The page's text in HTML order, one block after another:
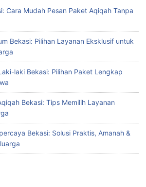
Cara Mudah Pesan Paket Aqiqah Tanpa
Bekasi: Pilihan Layanan Eksklusif untuk
laki Bekasi: Pilihan Paket Lengkap
Bekasi: Tips Memilih Layanan
Bekasi: Solusi Praktis, Amanah &